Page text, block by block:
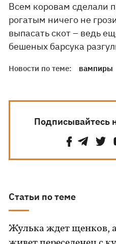
Всем коровам сделали
рогатым ничего не
выпасать скот – ведь
бешеных барсука
Новости по теме: вампиры
Подписывайтесь
Статьи по теме
Жулька ждет щенков,